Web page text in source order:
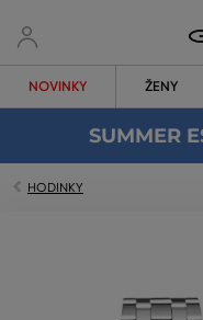
NOVINKY ŽENY
SUMMER
HODINKY